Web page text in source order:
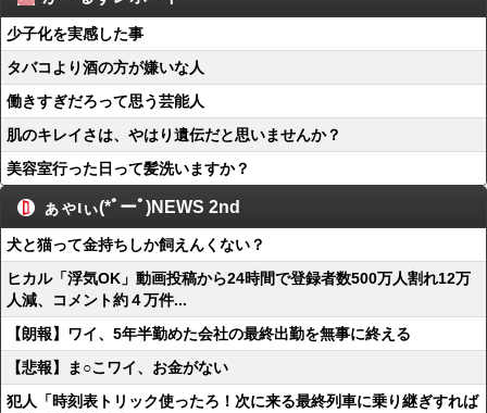
少子化を実感した事
タバコより酒の方が嫌いな人
働きすぎだろって思う芸能人
肌のキレイさは、やはり遺伝だと思いませんか？
美容室行った日って髪洗いますか？
ぁゃιぃ(*ﾟーﾟ)NEWS 2nd
犬と猫って金持ちしか飼えんくない？
ヒカル「浮気OK」動画投稿から24時間で登録者数500万人割れ12万
人減、コメント約４万件...
【朗報】ワイ、5年半勤めた会社の最終出勤を無事に終える
【悲報】ま○こワイ、お金がない
犯人「時刻表トリック使ったろ！次に来る最終列車に乗り継ぎすれば